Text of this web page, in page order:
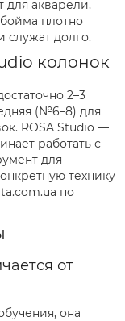
для акварели,
плотно
служат долго.
колонок
2–3
(№6–8) для
ROSA Studio —
работать с
для
технику
по
от
она